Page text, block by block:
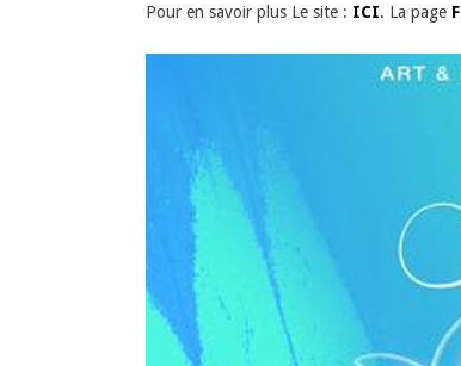
Pour en savoir plus Le site : ICI. La page